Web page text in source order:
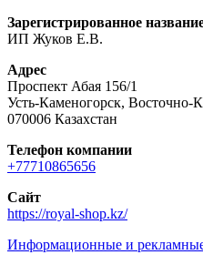
Зарегистрированное
ИП Жуков Е.В.
Адрес
Проспект Абая 156/1
Усть-Каменогорск, Восточно-
070006 Казахстан
Телефон компании
+77710865656
Сайт
https://royal-shop.kz/
Информационные и